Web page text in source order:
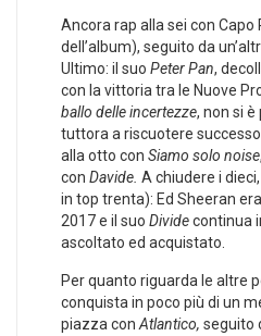
Ancora rap alla sei con Capo
dell’album), seguito da
Ultimo: il suo Peter Pan,
con la vittoria tra le Nuove
ballo delle incertezze, non si
tuttora a riscuotere
alla otto con Siamo solo noise
con Davide. A chiudere i
in top trenta): Ed Sheeran
2017 e il suo Dividecontinua
ascoltato ed acquistato.
Per quanto riguarda le altre
conquista in poco più di un
piazza conAtlantico, seguito